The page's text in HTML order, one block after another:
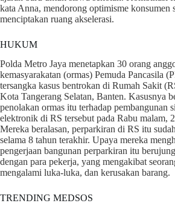
kata Anna, mendorong optimisme konsumen
menciptakan ruang akselerasi.
HUKUM
Polda Metro Jaya menetapkan 30 orang
kemasyarakatan (ormas) Pemuda Pancasila
tersangka kasus bentrokan di Rumah Sakit
Kota Tangerang Selatan, Banten. Kasusnya
penolakan ormas itu terhadap pembangunan
elektronik di RS tersebut pada Rabu malam,
Mereka beralasan, perparkiran di RS itu
selama 8 tahun terakhir. Upaya mereka
pengerjaan bangunan perparkiran itu
dengan para pekerja, yang mengakibat
mengalami luka-luka, dan kerusakan barang.
TRENDING MEDSOS